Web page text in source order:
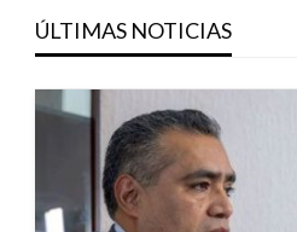
ÚLTIMAS NOTICIAS